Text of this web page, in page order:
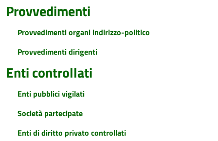
Provvedimenti
Provvedimenti organi indirizzo-politico
Provvedimenti dirigenti
Enti controllati
Enti pubblici vigilati
Società partecipate
Enti di diritto privato controllati